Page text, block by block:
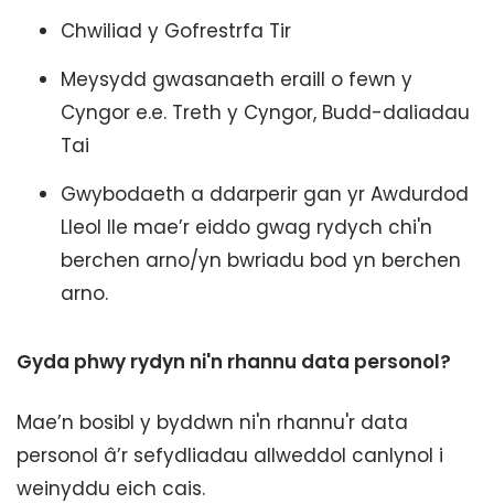
Chwiliad y Gofrestrfa Tir
Meysydd gwasanaeth eraill o fewn y
Cyngor e.e. Treth y Cyngor, Budd-daliadau
Tai
Gwybodaeth a ddarperir gan yr Awdurdod
Lleol lle mae’r eiddo gwag rydych chi'n
berchen arno/yn bwriadu bod yn berchen
arno.
Gyda phwy rydyn ni'n rhannu data personol?
Mae’n bosibl y byddwn ni'n rhannu'r data
personol â’r sefydliadau allweddol canlynol i
weinyddu eich cais.